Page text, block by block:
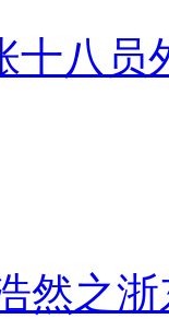
十八员
然之浙